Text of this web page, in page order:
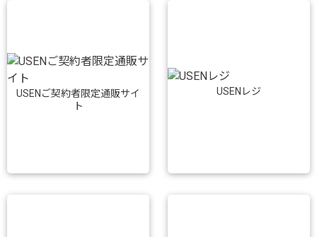
USENご契約者限定通販サイ
ト
USENレジ